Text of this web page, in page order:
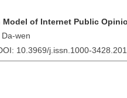
of Internet Public
wen
10.3969/j.issn.1000-